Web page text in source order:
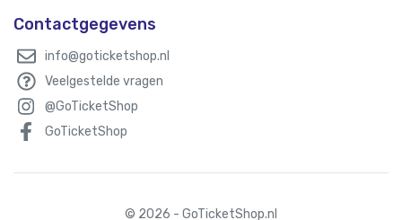
Contactgegevens
info@goticketshop.nl
Veelgestelde vragen
@GoTicketShop
GoTicketShop
© 2026 - GoTicketShop.nl